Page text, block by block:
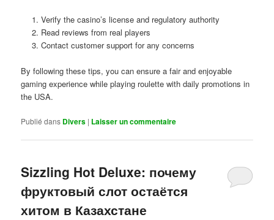
Verify the casino’s license and regulatory authority
Read reviews from real players
Contact customer support for any concerns
By following these tips, you can ensure a fair and enjoyable
gaming experience while playing roulette with daily promotions in
the USA.
Publié dans Divers | Laisser un commentaire
Sizzling Hot Deluxe: почему
фруктовый слот остаётся
хитом в Казахстане